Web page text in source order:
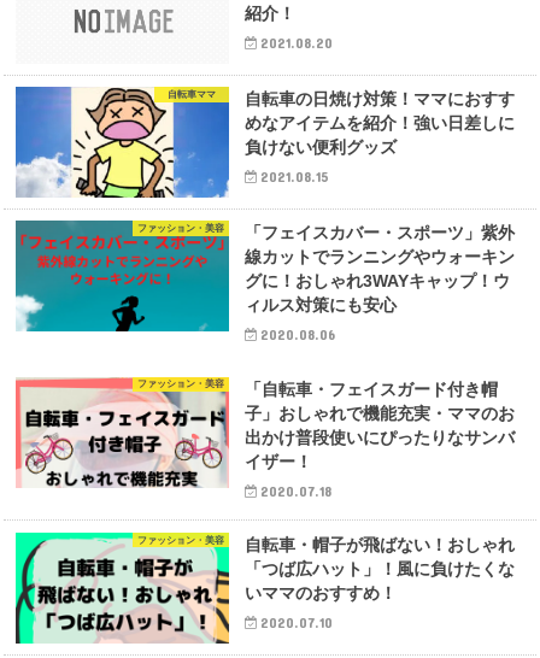
紹介！
2021.08.20
自転車ママ
自転車の日焼け対策！ママにおすす
めなアイテムを紹介！強い日差しに
負けない便利グッズ
2021.08.15
ファッション・美容
「フェイスカバー・スポーツ」紫外
線カットでランニングやウォーキン
グに！おしゃれ3WAYキャップ！ウ
ィルス対策にも安心
2020.08.06
ファッション・美容
「自転車・フェイスガード付き帽
子」おしゃれで機能充実・ママのお
出かけ普段使いにぴったりなサンバ
イザー！
2020.07.18
ファッション・美容
自転車・帽子が飛ばない！おしゃれ
「つば広ハット」！風に負けたくな
いママのおすすめ！
2020.07.10